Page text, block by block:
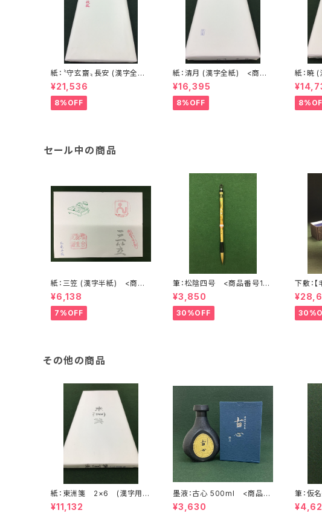
紙：〝守玄齋〟長安 (漢字全紙)
<商品番号1577>
¥21,536
8%OFF
紙：清月 (漢字全紙) <商品
番号1579>
¥16,395
8%OFF
紙：暁
号
セール中の商品
紙：三笠 (漢字半紙) <商品
番号1202>
¥6,138
7%OFF
筆：松陰四号 <商品番号10
72>
¥3,850
30%OFF
下敷：
聖武” 2500×900mm (2尺×
8尺判)
号
その他の商品
紙：東洲箋 2×6 (漢字用)
<商品番号1711>
¥11,132
墨液：古心 500ml <商品番
号1108>
¥3,630
筆：仮
筆 <商